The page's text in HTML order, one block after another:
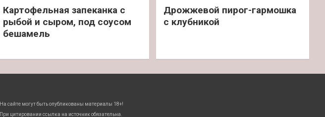
Картофельная запеканка с
рыбой и сыром, под соусом
бешамель
Дрожжевой пирог-гармошка
с клубникой
На сайте могут быть опубликованы материалы 18+!
При цитировании ссылка на источник обязательна.